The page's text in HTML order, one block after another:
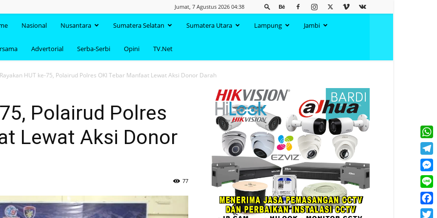
Jumat, 7 Agustus 2026 04:38
Nasional Nusantara Sumatera Selatan Sumatera Utara Lampung Jambi
Advertorial Serba-Serbi Opini TV.Net
Rayakan HUT ke-75, Polairud Polres OKI Tebar Manfaat Lewat Aksi Donor Darah
Polairud Polres
Lewat Aksi Donor
77
Line